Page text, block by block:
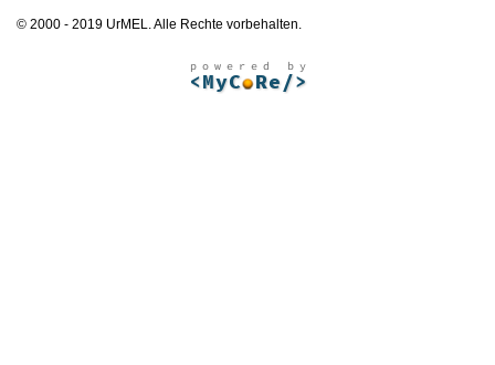
© 2000 - 2019 UrMEL. Alle Rechte vorbehalten.